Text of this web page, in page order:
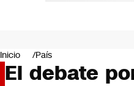
Negocios
Deportes
Programas completos
Inicio País
El debate